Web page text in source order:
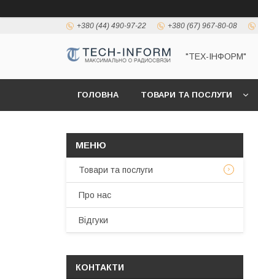
+380 (44) 490-97-22 +380 (67) 967-80-08
"ТЕХ-ІНФОРМ"
ГОЛОВНА ТОВАРИ ТА ПОСЛУГИ
Товари та послуги
Про нас
Відгуки
КОНТАКТИ